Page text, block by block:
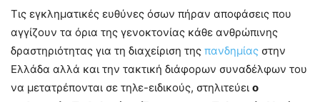
Τις εγκληματικές ευθύνες όσων πήραν αποφάσεις που
αγγίζουν τα όρια της γενοκτονίας κάθε ανθρώπινης
δραστηριότητας για τη διαχείριση της πανδημίας στην
Ελλάδα αλλά και την τακτική διάφορων συναδέλφων του
να μετατρέπονται σε τηλε-ειδικούς, στηλιτεύει ο